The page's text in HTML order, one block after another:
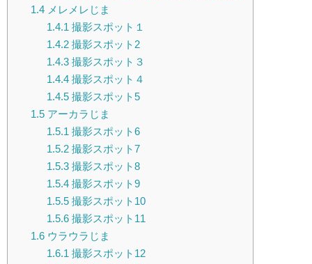
1.4メレメレじま
1.4.1 撮影スポット１
1.4.2撮影スポット2
1.4.3撮影スポット３
1.4.4撮影スポット４
1.4.5撮影スポット5
1.5アーカラじま
1.5.1 撮影スポット6
1.5.2撮影スポット7
1.5.3撮影スポット8
1.5.4撮影スポット9
1.5.5撮影スポット10
1.5.6撮影スポット11
1.6ウラウラじま
1.6.1 撮影スポット12